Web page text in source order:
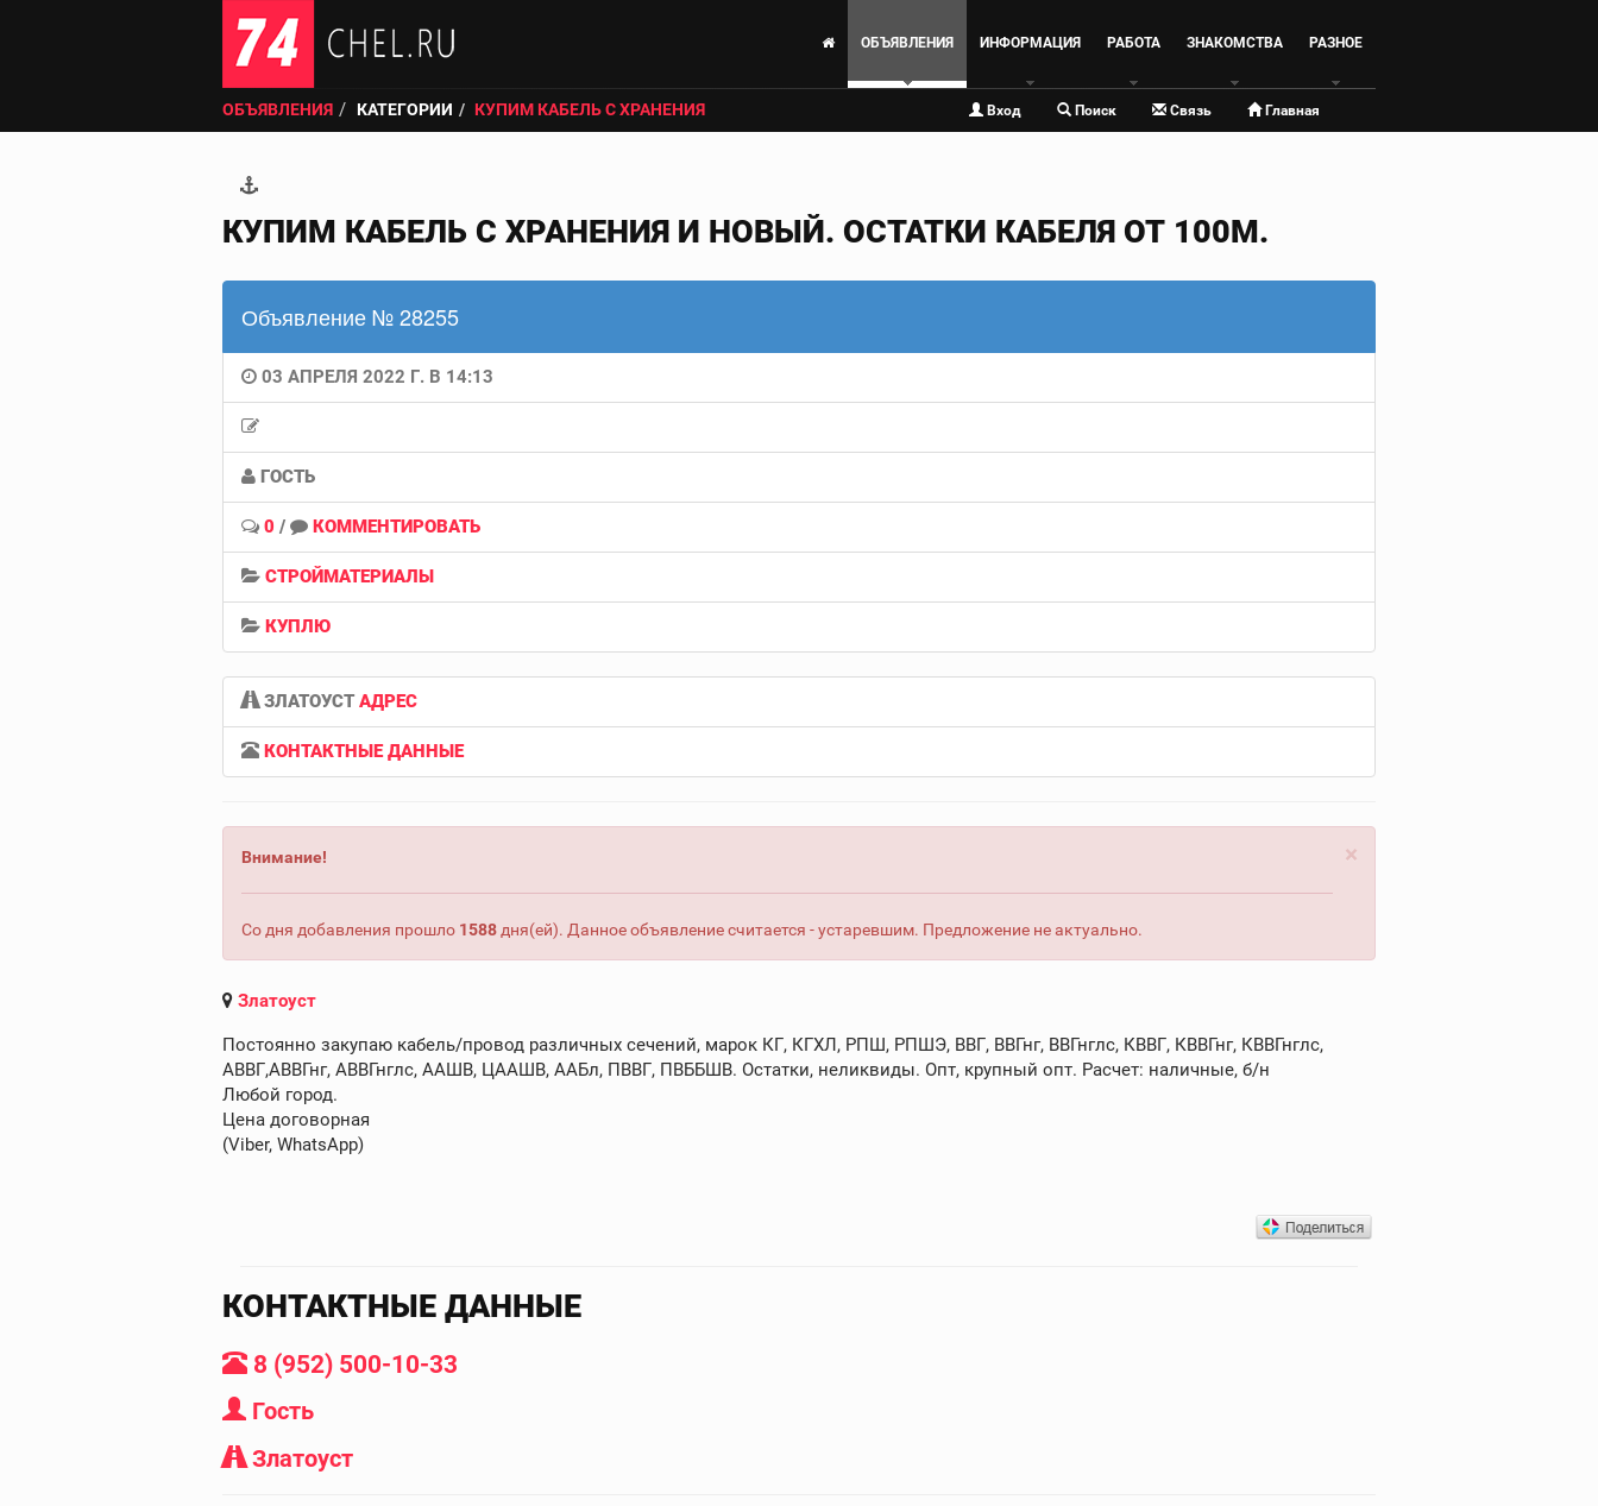
ОБЪЯВЛЕНИЯ ИНФОРМАЦИЯ РАБОТА ЗНАКОМСТВА РАЗНОЕ
ОБЪЯВЛЕНИЯ КАТЕГОРИИ КУПИМ КАБЕЛЬ С ХРАНЕНИЯ Вход Поиск Связь Главная
КУПИМ КАБЕЛЬ С ХРАНЕНИЯ И НОВЫЙ. ОСТАТКИ КАБЕЛЯ ОТ 100М.
Объявление № 28255
03 АПРЕЛЯ 2022 Г. В 14:13
ГОСТЬ
0 / КОММЕНТИРОВАТЬ
СТРОЙМАТЕРИАЛЫ
КУПЛЮ
ЗЛАТОУСТАДРЕС
КОНТАКТНЫЕ ДАННЫЕ
×
Внимание!
Со дня добавления прошло 1588 дня(ей). Данное объявление считается - устаревшим. Предложение не актуально.
Златоуст
Постоянно закупаю кабель/провод различных сечений, марок КГ, КГХЛ, РПШ, РПШЭ, ВВГ, ВВГнг, ВВГнглс, КВВГ, КВВГнг, КВВГнглс,
АВВГ,АВВГнг, АВВГнглс, ААШВ, ЦААШВ, ААБл, ПВВГ, ПВББШВ. Остатки, неликвиды. Опт, крупный опт. Расчет: наличные, б/н
Любой город.
Цена договорная
(Viber, WhatsApp)
КОНТАКТНЫЕ ДАННЫЕ
8 (952) 500-10-33
Гость
Златоуст